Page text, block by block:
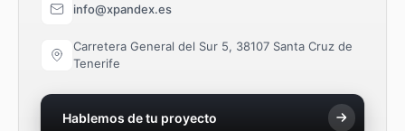
info@xpandex.es
Carretera General del Sur 5, 38107 Santa Cruz de
Tenerife
Hablemos de tu proyecto